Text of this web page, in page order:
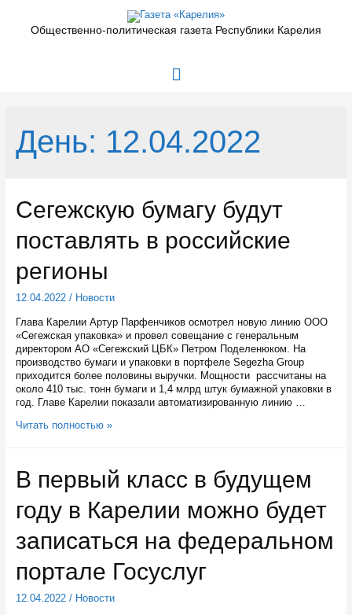
содержимомуОбщественно-политическая газета Республики Карелия
Главное
День: 12.04.2022
Сегежскую бумагу будут
поставлять в российские
регионы
12.04.2022/ Новости
Глава Карелии Артур Парфенчиков осмотрел новую линию ООО
«Сегежская упаковка» и провел совещание с генеральным
директором АО «Сегежский ЦБК» Петром Поделенюком. На
производство бумаги и упаковки в портфеле Segezha Group
приходится более половины выручки. Мощности рассчитаны на
около 410 тыс. тонн бумаги и 1,4 млрд штук бумажной упаковки в
год. Главе Карелии показали автоматизированную линию …
Сегежскую
в
российские
регионы
Читать полностью »
В первый класс в будущем
году в Карелии можно будет
записаться на федеральном
портале Госуслуг
12.04.2022/ Новости